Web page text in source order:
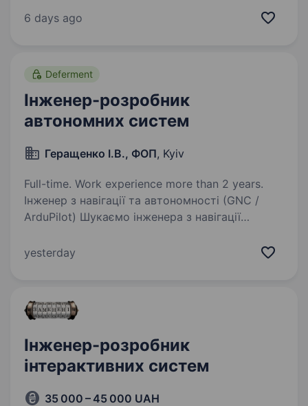
енергетики, виробництві обладнання
6 days ago
Deferment
Інженер-розробник
автономних систем
Геращенко І.В., ФОП, Kyiv
Full-time. Work experience more than 2 years.
Інженер з навігації та автономності (GNC /
ArduPilot) Шукаємо інженера з навігації
та вдосконалення систем наведення, навігації
yesterday
Інженер-розробник
інтерактивних систем
35 000 – 45 000 UAH